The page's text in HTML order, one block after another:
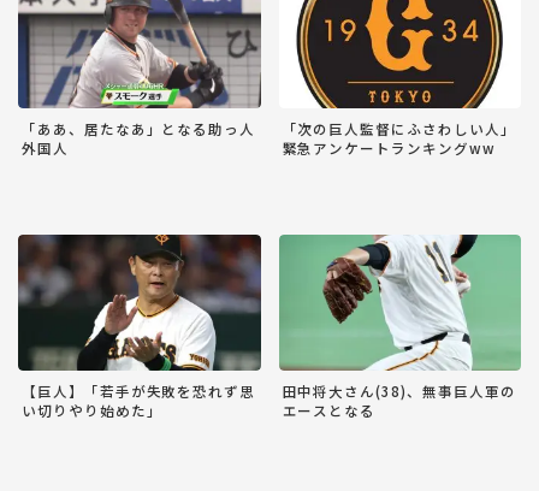
「ああ、居たなあ」となる助っ人
外国人
「次の巨人監督にふさわしい人」
緊急アンケートランキングww
【巨人】「若手が失敗を恐れず思
い切りやり始めた」
田中将大さん(38)、無事巨人軍の
エースとなる